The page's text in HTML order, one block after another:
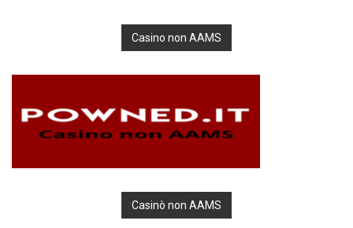
Casino non AAMS
Casinò non AAMS